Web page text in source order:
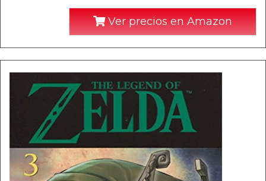
Ver precios en Amazon